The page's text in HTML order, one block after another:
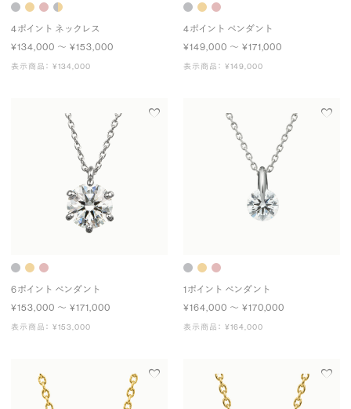
4ポイント ネックレス
¥134,000 〜 ¥153,000
表示商品： ¥134,000
4ポイント ペンダント
¥149,000 〜 ¥171,000
表示商品： ¥149,000
6ポイント ペンダント
¥153,000 〜 ¥171,000
表示商品： ¥153,000
1ポイント ペンダント
¥164,000 〜 ¥170,000
表示商品： ¥164,000